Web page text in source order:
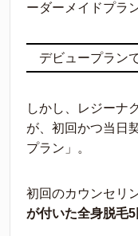
ーダーメイドプラ
デビュープラン
しかし、レジーナ
が、初回かつ当日
プラン」。
初回のカウンセリ
が付いた全身脱毛